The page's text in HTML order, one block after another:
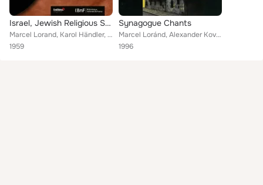
Israel, Jewish Religious Songs (Mono Version)
Marcel Lorand, Karol Händler, Asaph Vocal Quartet
1959
Synagogue Chants
Marcel Loránd, Alexander Kovács, Karol Händler, Szándor Kovács, Zoltán Lantosz, Loránd Trio, Vocal Quartet ASAFF
1996